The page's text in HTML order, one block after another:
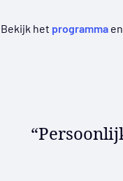
Bekijk het programma